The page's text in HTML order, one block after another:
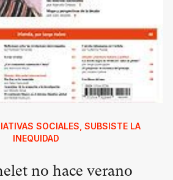
SOCIALES, SUBSISTE LA
INEQUIDAD
no hace verano